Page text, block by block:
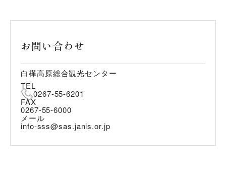
お問い合わせ
白樺高原総合観光センター
TEL
0267-55-6201
FAX
0267-55-6000
メール
info-sss@sas.janis.or.jp